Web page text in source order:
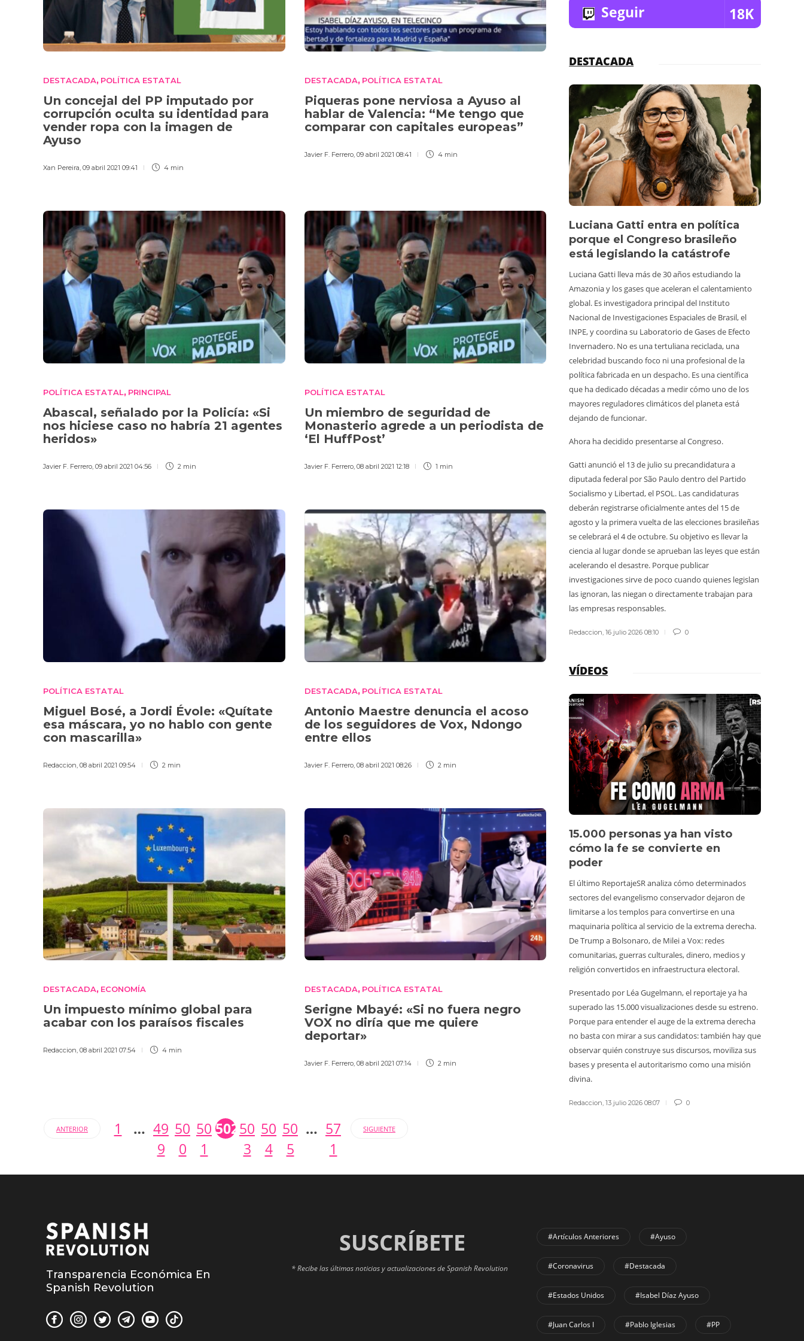
DESTACADA, POLÍTICA ESTATAL
Un concejal del PP imputado por
corrupción oculta su identidad para
vender ropa con la imagen de
Ayuso
Xan Pereira 09 abril 2021 09:41 4 min
DESTACADA, POLÍTICA ESTATAL
Piqueras pone nerviosa a Ayuso al
hablar de Valencia: “Me tengo que
comparar con capitales europeas”
Javier F. Ferrero, 09 abril 2021 08:41 4 min
POLÍTICA ESTATAL, PRINCIPAL
Abascal, señalado por la Policía: «Si
nos hiciese caso no habría 21 agentes
heridos»
Javier F. Ferrero 09 abril 2021 04:56 2 min
POLÍTICA ESTATAL
Un miembro de seguridad de
Monasterio agrede a un periodista de
‘El HuffPost’
Javier F. Ferrero, 08 abril 2021 12:18 1 min
POLÍTICA ESTATAL
Miguel Bosé, a Jordi Évole: «Quítate
esa máscara, yo no hablo con gente
con mascarilla»
Redaccion 08 abril 2021 09:54 2 min
DESTACADA, POLÍTICA ESTATAL
Antonio Maestre denuncia el acoso
de los seguidores de Vox, Ndongo
entre ellos
Javier F. Ferrero, 08 abril 2021 08:26 2 min
DESTACADA, ECONOMÍA
Un impuesto mínimo global para
acabar con los paraísos fiscales
Redaccion, 08 abril 2021 07:54 4 min
DESTACADA, POLÍTICA ESTATAL
Serigne Mbayé: «Si no fuera negro
VOX no diría que me quiere
deportar»
Javier F. Ferrero, 08 abril 2021 07:14 2 min
ANTERIOR 1 … 49
9
50
0
50
1
502 50
3
50
4
50
5
… 57
1
SIGUIENTE
Seguir 18K
DESTACADA
Luciana Gatti entra en política
porque el Congreso brasileño
está legislando la catástrofe
Luciana Gatti lleva más de 30 años estudiando la
Amazonia y los gases que aceleran el calentamiento
global. Es investigadora principal del Instituto
Nacional de Investigaciones Espaciales de Brasil, el
INPE, y coordina su Laboratorio de Gases de Efecto
Invernadero. No es una tertuliana reciclada, una
celebridad buscando foco ni una profesional de la
política fabricada en un despacho. Es una científica
que ha dedicado décadas a medir cómo uno de los
mayores reguladores climáticos del planeta está
dejando de funcionar.
Ahora ha decidido presentarse al Congreso.
Gatti anunció el 13 de julio su precandidatura a
diputada federal por São Paulo dentro del Partido
Socialismo y Libertad, el PSOL. Las candidaturas
deberán registrarse oficialmente antes del 15 de
agosto y la primera vuelta de las elecciones brasileñas
se celebrará el 4 de octubre. Su objetivo es llevar la
ciencia al lugar donde se aprueban las leyes que están
acelerando el desastre. Porque publicar
investigaciones sirve de poco cuando quienes legislan
las ignoran, las niegan o directamente trabajan para
las empresas responsables.
Redaccion ,16 julio 2026 08:10 0
VÍDEOS
15.000 personas ya han visto
cómo la fe se convierte en
poder
El último ReportajeSR analiza cómo determinados
sectores del evangelismo conservador dejaron de
limitarse a los templos para convertirse en una
maquinaria política al servicio de la extrema derecha.
De Trump a Bolsonaro, de Milei a Vox: redes
comunitarias, guerras culturales, dinero, medios y
religión convertidos en infraestructura electoral.
Presentado por Léa Gugelmann, el reportaje ya ha
superado las 15.000 visualizaciones desde su estreno.
Porque para entender el auge de la extrema derecha
no basta con mirar a sus candidatos: también hay que
observar quién construye sus discursos, moviliza sus
bases y presenta el autoritarismo como una misión
divina.
Redaccion,13 julio 2026 08:07 0
Transparencia Económica En
Spanish Revolution
SUSCRÍBETE
* Recibe las últimas noticias y actualizaciones de Spanish Revolution
#Artículos Anteriores #Ayuso
#coronavirus #Destacada
#Estados Unidos #Isabel Díaz Ayuso
#Juan Carlos I #Pablo Iglesias #PP